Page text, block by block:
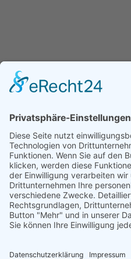
Dezember 15, 2024
12:27 p.m.